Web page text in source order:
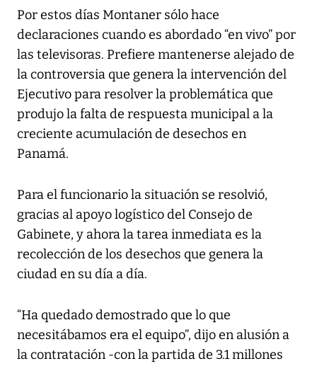
Por estos días Montaner sólo hace
declaraciones cuando es abordado “en vivo” por
las televisoras. Prefiere mantenerse alejado de
la controversia que genera la intervención del
Ejecutivo para resolver la problemática que
produjo la falta de respuesta municipal a la
creciente acumulación de desechos en
Panamá.
Para el funcionario la situación se resolvió,
gracias al apoyo logístico del Consejo de
Gabinete, y ahora la tarea inmediata es la
recolección de los desechos que genera la
ciudad en su día a día.
“Ha quedado demostrado que lo que
necesitábamos era el equipo”, dijo en alusión a
la contratación -con la partida de 3.1 millones